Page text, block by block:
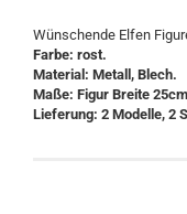
Wünschende Elfen
Farbe: rost.
Material: Metall, Blech.
Maße: Figur Breite
Lieferung: 2 Modelle, 2